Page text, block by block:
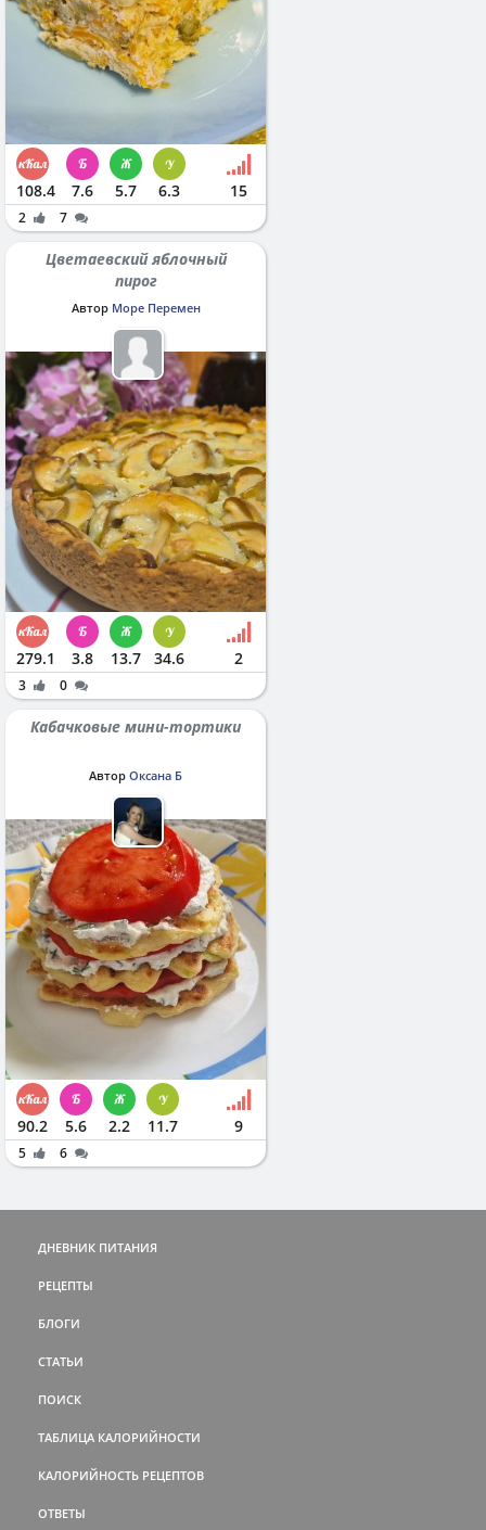
108.4 7.6 5.7 6.3 15
2 7
Цветаевский яблочный
пирог
Автор Море Перемен
279.1 3.8 13.7 34.6 2
3 0
Кабачковые мини-тортики
Автор Оксана Б
90.2 5.6 2.2 11.7 9
5 6
ДНЕВНИК ПИТАНИЯ
РЕЦЕПТЫ
БЛОГИ
СТАТЬИ
ПОИСК
ТАБЛИЦА КАЛОРИЙНОСТИ
КАЛОРИЙНОСТЬ РЕЦЕПТОВ
ОТВЕТЫ